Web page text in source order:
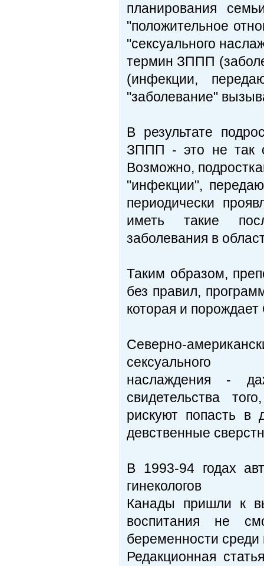
планирования
"положительное
"сексуального
термин ЗППП
(инфекции,
"заболевание"
В результате
ЗППП - это не так
Возможно,
"инфекции",
периодически
иметь такие
заболевания в
Таким образом,
без правил,
которая и
Северно-
сексуального
наслаждения -
свидетельства
рискуют попасть в
девственные
В 1993-94 годах
гинекологов
Канады пришли к
воспитания не
беременности среди
Редакционная